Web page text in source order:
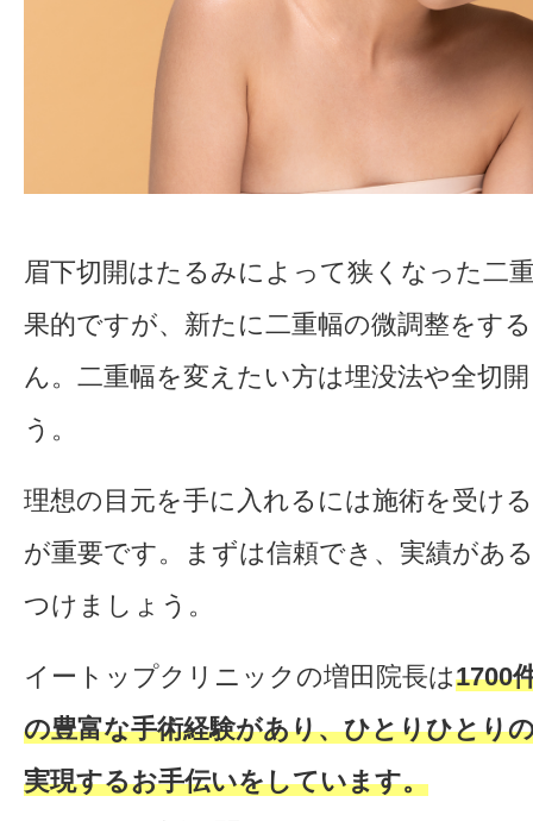
眉下切開はたるみによって狭くなった二
果的ですが、新たに二重幅の微調整をす
ん。二重幅を変えたい方は埋没法や全切
う。
理想の目元を手に入れるには施術を受け
が重要です。まずは信頼でき、実績があ
つけましょう。
イートップクリニックの増田院長は1700
の豊富な手術経験があり、ひとりひとり
実現するお手伝いをしています。